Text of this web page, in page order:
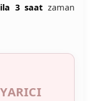
3 saat zaman